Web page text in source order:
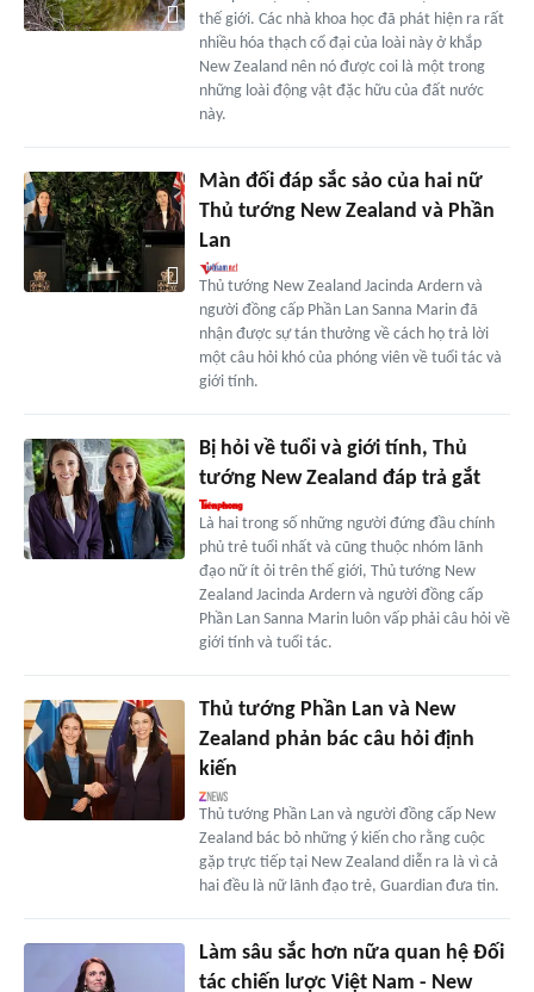
thế giới. Các nhà khoa học đã phát hiện ra rất
nhiều hóa thạch cổ đại của loài này ở khắp
New Zealand nên nó được coi là một trong
những loài động vật đặc hữu của đất nước
này.
Màn đối đáp sắc sảo của hai nữ
Thủ tướng New Zealand và Phần
Lan
Thủ tướng New Zealand Jacinda Ardern và
người đồng cấp Phần Lan Sanna Marin đã
nhận được sự tán thưởng về cách họ trả lời
một câu hỏi khó của phóng viên về tuổi tác và
giới tính.
Bị hỏi về tuổi và giới tính, Thủ
tướng New Zealand đáp trả gắt
Là hai trong số những người đứng đầu chính
phủ trẻ tuổi nhất và cũng thuộc nhóm lãnh
đạo nữ ít ỏi trên thế giới, Thủ tướng New
Zealand Jacinda Ardern và người đồng cấp
Phần Lan Sanna Marin luôn vấp phải câu hỏi về
giới tính và tuổi tác.
Thủ tướng Phần Lan và New
Zealand phản bác câu hỏi định
kiến
Thủ tướng Phần Lan và người đồng cấp New
Zealand bác bỏ những ý kiến cho rằng cuộc
gặp trực tiếp tại New Zealand diễn ra là vì cả
hai đều là nữ lãnh đạo trẻ, Guardian đưa tin.
Làm sâu sắc hơn nữa quan hệ Đối
tác chiến lược Việt Nam - New